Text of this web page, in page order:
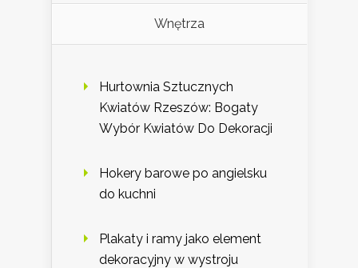
Wnętrza
Hurtownia Sztucznych
Kwiatów Rzeszów: Bogaty
Wybór Kwiatów Do Dekoracji
Hokery barowe po angielsku
do kuchni
Plakaty i ramy jako element
dekoracyjny w wystroju